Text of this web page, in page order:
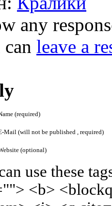
any
leave a
(required)
Mail (will not be published , required)
(optional)
use these
<b>